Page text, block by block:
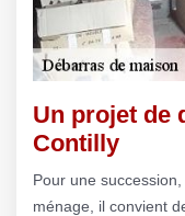
Un projet de
Contilly
Pour une
ménage, il convient